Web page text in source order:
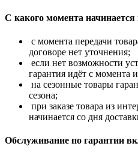
С какого момента начинается
с момента передачи
договоре нет уточнения;
если нет возможности
гарантия идёт с момента
на сезонные товары
сезона;
при заказе товара из
начинается со дня
Обслуживание по гарантии